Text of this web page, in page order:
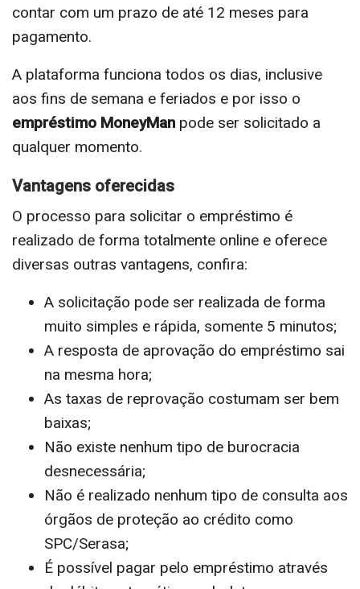
contar com um prazo de até 12 meses para
pagamento.
A plataforma funciona todos os dias, inclusive
aos fins de semana e feriados e por isso o
empréstimo MoneyMan pode ser solicitado a
qualquer momento.
Vantagens oferecidas
O processo para solicitar o empréstimo é
realizado de forma totalmente online e oferece
diversas outras vantagens, confira:
A solicitação pode ser realizada de forma
muito simples e rápida, somente 5 minutos;
A resposta de aprovação do empréstimo sai
na mesma hora;
As taxas de reprovação costumam ser bem
baixas;
Não existe nenhum tipo de burocracia
desnecessária;
Não é realizado nenhum tipo de consulta aos
órgãos de proteção ao crédito como
SPC/Serasa;
É possível pagar pelo empréstimo através